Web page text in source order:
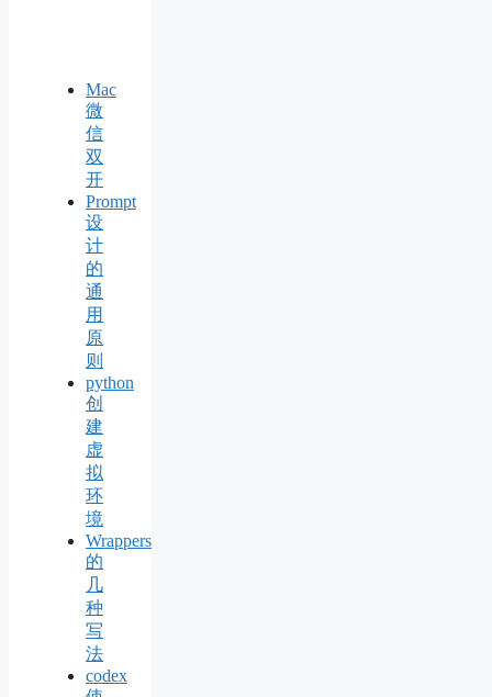
Mac
微
信
双
开
Prompt
设
计
的
通
用
原
则
python
创
建
虚
拟
环
境
Wrappers
的
几
种
写
法
codex